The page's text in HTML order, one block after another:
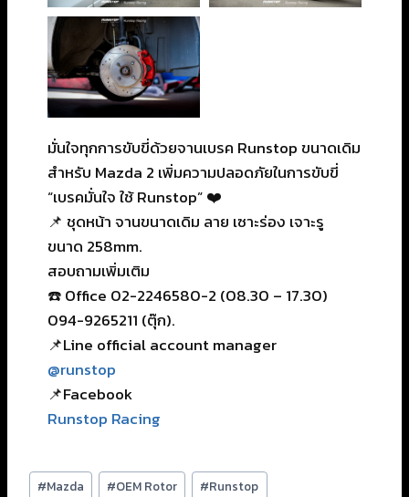
มั่นใจทุกการขับขี่ด้วยจานเบรค Runstop ขนาดเดิม
สำหรับ Mazda 2 เพิ่มความปลอดภัยในการขับขี่
“เบรคมั่นใจ ใช้ Runstop” ❤️
📌 ชุดหน้า จานขนาดเดิม ลาย เซาะร่อง เจาะรู
ขนาด 258mm.
สอบถามเพิ่มเติม
☎️ Office 02-2246580-2 (08.30 – 17.30)
094-9265211 (ตุ๊ก).
📌Line official account manager
@runstop
📌Facebook
Runstop Racing
#Mazda #OEM Rotor #Runstop